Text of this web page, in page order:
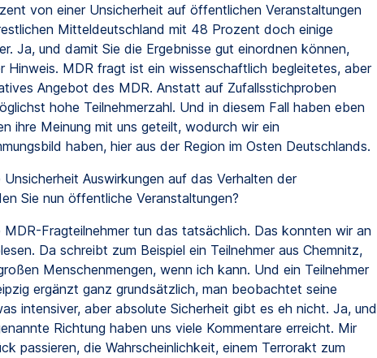
von einer Unsicherheit auf öffentlichen Veranstaltungen
Mitteldeutschland mit 48 Prozent doch einige
Ja, und damit Sie die Ergebnisse gut einordnen können,
Hinweis. MDR fragt ist ein wissenschaftlich begleitetes, aber
Angebot des MDR. Anstatt auf Zufallsstichproben
hohe Teilnehmerzahl. Und in diesem Fall haben eben
ihre Meinung mit uns geteilt, wodurch wir ein
haben, hier aus der Region im Osten Deutschlands.
Auswirkungen auf das Verhalten der
Sie nun öffentliche Veranstaltungen?
MDR-Fragteilnehmer tun das tatsächlich. Das konnten wir an
Da schreibt zum Beispiel ein Teilnehmer aus Chemnitz,
Menschenmengen, wenn ich kann. Und ein Teilnehmer
ergänzt ganz grundsätzlich, man beobachtet seine
intensiver, aber absolute Sicherheit gibt es eh nicht. Ja, und
Richtung haben uns viele Kommentare erreicht. Mir
passieren, die Wahrscheinlichkeit, einem Terrorakt zum